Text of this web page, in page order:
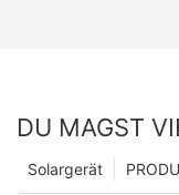
DU MAGST
Solargerät